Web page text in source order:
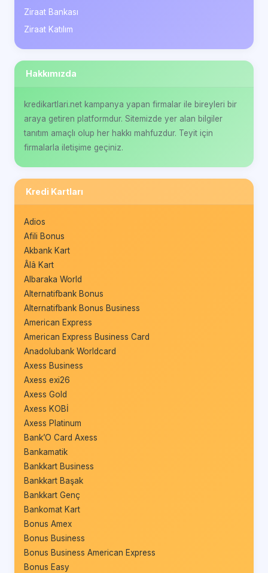
Ziraat Bankası
Ziraat Katılım
Hakkımızda
kredikartlari.net kampanya yapan firmalar ile bireyleri bir
araya getiren platformdur. Sitemizde yer alan bilgiler
tanıtım amaçlı olup her hakkı mahfuzdur. Teyit için
firmalarla iletişime geçiniz.
Kredi Kartları
Adios
Afili Bonus
Akbank Kart
Âlâ Kart
Albaraka World
Alternatifbank Bonus
Alternatifbank Bonus Business
American Express
American Express Business Card
Anadolubank Worldcard
Axess Business
Axess exi26
Axess Gold
Axess KOBİ
Axess Platinum
Bank’O Card Axess
Bankamatik
Bankkart Business
Bankkart Başak
Bankkart Genç
Bankomat Kart
Bonus Amex
Bonus Business
Bonus Business American Express
Bonus Easy